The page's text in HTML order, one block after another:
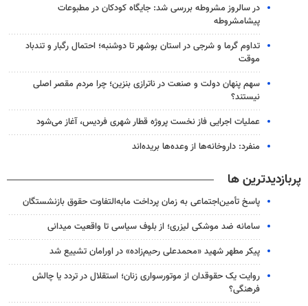
در سالروز مشروطه بررسی شد: جایگاه کودکان در مطبوعات
پیشامشروطه
تداوم گرما و شرجی در استان بوشهر تا دوشنبه؛ احتمال رگبار و تندباد
موقت
سهم پنهان دولت و صنعت در ناترازی بنزین؛ چرا مردم مقصر اصلی
نیستند؟
عملیات اجرایی فاز نخست پروژه قطار شهری فردیس، آغاز می‌شود
منفرد: داروخانه‌ها از وعده‌ها بریده‌اند
پربازدیدترین ها
پاسخ تأمین‌اجتماعی به زمان پرداخت مابه‌التفاوت حقوق بازنشستگان
سامانه ضد موشکی لیزری؛ از بلوف سیاسی تا واقعیت میدانی
پیکر مطهر شهید «محمدعلی رحیم‌زاده» در اورامان تشییع شد
روایت یک حقوقدان از موتورسواری زنان؛ استقلال در تردد یا چالش
فرهنگی؟